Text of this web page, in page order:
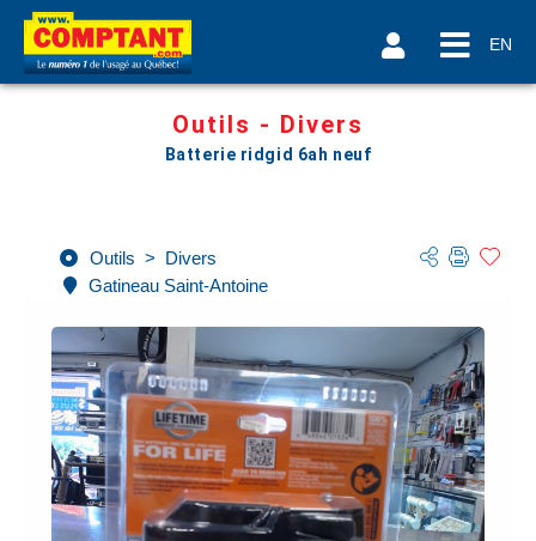
EN
Outils - Divers
Batterie ridgid 6ah neuf
Outils > Divers
Gatineau Saint-Antoine